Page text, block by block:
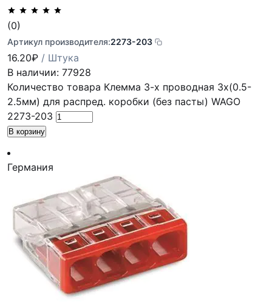
(0)
Артикул производителя:2273-203
16.20₽ / Штука
В наличии: 77928
Количество товара Клемма 3-х проводная 3х(0.5-
2.5мм) для распред. коробки (без пасты) WAGO
2273-203
В корзину
Германия